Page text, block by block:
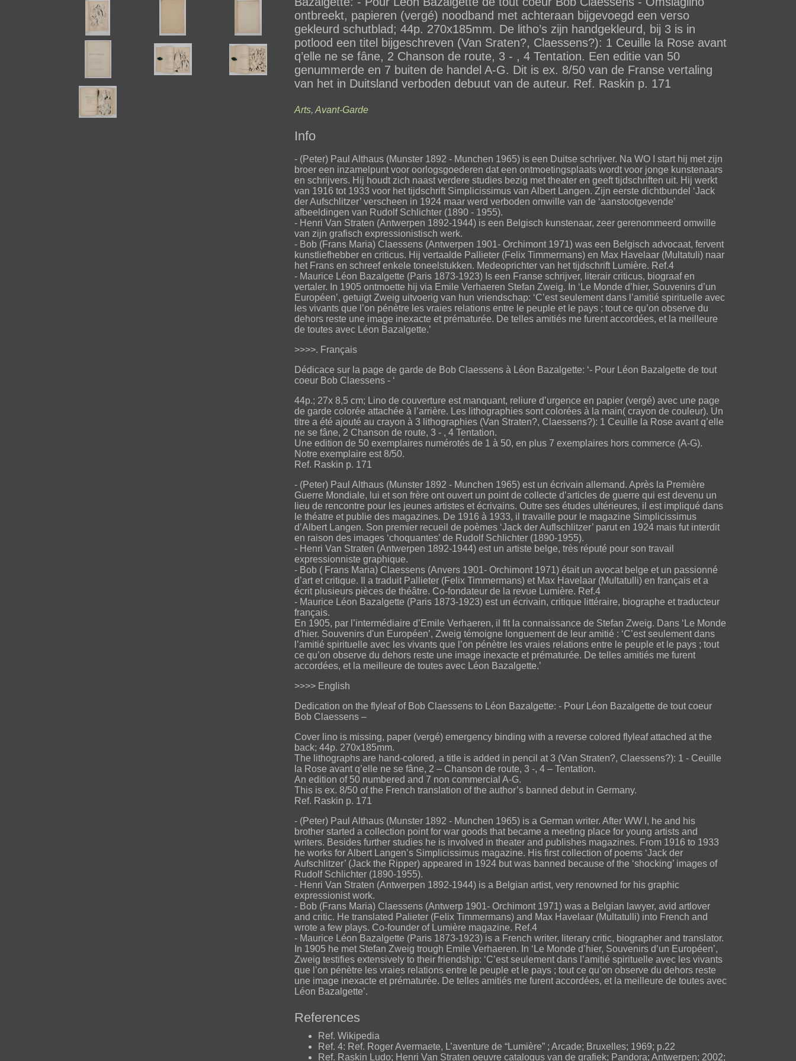
ontbreekt, papieren (vergé) noodband met achteraan bijgevoegd een verso
gekleurd schutblad; 44p. 270x185mm. De litho’s zijn handgekleurd, bij 3 is in
potlood een titel bijgeschreven (Van Sraten?, Claessens?): 1 Ceuille la Rose avant
q’elle ne se fâne, 2 Chanson de route, 3 - , 4 Tentation. Een editie van 50
genummerde en 7 buiten de handel A-G. Dit is ex. 8/50 van de Franse vertaling
van het in Duitsland verboden debuut van de auteur. Ref. Raskin p. 171
Arts, Avant-Garde
Info
- (Peter) Paul Althaus (Munster 1892 - Munchen 1965) is een Duitse schrijver. Na WO I start hij met zijn
broer een inzamelpunt voor oorlogsgoederen dat een ontmoetingsplaats wordt voor jonge kunstenaars
en schrijvers. Hij houdt zich naast verdere studies bezig met theater en geeft tijdschriften uit. Hij werkt
van 1916 tot 1933 voor het tijdschrift Simplicissimus van Albert Langen. Zijn eerste dichtbundel ‘Jack
der Aufschlitzer’ verscheen in 1924 maar werd verboden omwille van de ‘aanstootgevende’
afbeeldingen van Rudolf Schlichter (1890 - 1955).
- Henri Van Straten (Antwerpen 1892-1944) is een Belgisch kunstenaar, zeer gerenommeerd omwille
van zijn grafisch expressionistisch werk.
- Bob (Frans Maria) Claessens (Antwerpen 1901- Orchimont 1971) was een Belgisch advocaat, fervent
kunstliefhebber en criticus. Hij vertaalde Pallieter (Felix Timmermans) en Max Havelaar (Multatuli) naar
het Frans en schreef enkele toneelstukken. Medeoprichter van het tijdschrift Lumière. Ref.4
- Maurice Léon Bazalgette (Paris 1873-1923) Is een Franse schrijver, literair criticus, biograaf en
vertaler. In 1905 ontmoette hij via Emile Verhaeren Stefan Zweig. In ‘Le Monde d’hier, Souvenirs d’un
Européen’, getuigt Zweig uitvoerig van hun vriendschap: ‘C’est seulement dans l’amitié spirituelle avec
les vivants que l’on pénètre les vraies relations entre le peuple et le pays ; tout ce qu’on observe du
dehors reste une image inexacte et prématurée. De telles amitiés me furent accordées, et la meilleure
de toutes avec Léon Bazalgette.’
>>>>. Français
Dédicace sur la page de garde de Bob Claessens à Léon Bazalgette: ‘- Pour Léon Bazalgette de tout
coeur Bob Claessens - ‘
44p.; 27x 8,5 cm; Lino de couverture est manquant, reliure d’urgence en papier (vergé) avec une page
de garde colorée attachée à l’arrière. Les lithographies sont colorées à la main( crayon de couleur). Un
titre a été ajouté au crayon à 3 lithographies (Van Straten?, Claessens?): 1 Ceuille la Rose avant q’elle
ne se fâne, 2 Chanson de route, 3 - , 4 Tentation.
Une edition de 50 exemplaires numérotés de 1 à 50, en plus 7 exemplaires hors commerce (A-G).
Notre exemplaire est 8/50.
Ref. Raskin p. 171
- (Peter) Paul Althaus (Munster 1892 - Munchen 1965) est un écrivain allemand. Après la Première
Guerre Mondiale, lui et son frère ont ouvert un point de collecte d’articles de guerre qui est devenu un
lieu de rencontre pour les jeunes artistes et écrivains. Outre ses études ultérieures, il est impliqué dans
le théatre et publie des magazines. De 1916 à 1933, il travaille pour le magazine Simplicissimus
d’Albert Langen. Son premier recueil de poèmes ‘Jack der Auflschlitzer’ parut en 1924 mais fut interdit
en raison des images ‘choquantes’ de Rudolf Schlichter (1890-1955).
- Henri Van Straten (Antwerpen 1892-1944) est un artiste belge, très réputé pour son travail
expressionniste graphique.
- Bob ( Frans Maria) Claessens (Anvers 1901- Orchimont 1971) était un avocat belge et un passionné
d’art et critique. Il a traduit Pallieter (Felix Timmermans) et Max Havelaar (Multatulli) en français et a
écrit plusieurs pièces de théâtre. Co-fondateur de la revue Lumière. Ref.4
- Maurice Léon Bazalgette (Paris 1873-1923) est un écrivain, critique littéraire, biographe et traducteur
français.
En 1905, par l’intermédiaire d’Emile Verhaeren, il fit la connaissance de Stefan Zweig. Dans ‘Le Monde
d'hier. Souvenirs d'un Européen’, Zweig témoigne longuement de leur amitié : ‘C’est seulement dans
l’amitié spirituelle avec les vivants que l’on pénètre les vraies relations entre le peuple et le pays ; tout
ce qu’on observe du dehors reste une image inexacte et prématurée. De telles amitiés me furent
accordées, et la meilleure de toutes avec Léon Bazalgette.’
>>>> English
Dedication on the flyleaf of Bob Claessens to Léon Bazalgette: - Pour Léon Bazalgette de tout coeur
Bob Claessens –
Cover lino is missing, paper (vergé) emergency binding with a reverse colored flyleaf attached at the
back; 44p. 270x185mm.
The lithographs are hand-colored, a title is added in pencil at 3 (Van Straten?, Claessens?): 1 - Ceuille
la Rose avant q’elle ne se fâne, 2 – Chanson de route, 3 -, 4 – Tentation.
An edition of 50 numbered and 7 non commercial A-G.
This is ex. 8/50 of the French translation of the author’s banned debut in Germany.
Ref. Raskin p. 171
- (Peter) Paul Althaus (Munster 1892 - Munchen 1965) is a German writer. After WW I, he and his
brother started a collection point for war goods that became a meeting place for young artists and
writers. Besides further studies he is involved in theater and publishes magazines. From 1916 to 1933
he works for Albert Langen’s Simplicissimus magazine. His first collection of poems ‘Jack der
Aufschlitzer’ (Jack the Ripper) appeared in 1924 but was banned because of the ‘shocking’ images of
Rudolf Schlichter (1890-1955).
- Henri Van Straten (Antwerpen 1892-1944) is a Belgian artist, very renowned for his graphic
expressionist work.
- Bob (Frans Maria) Claessens (Antwerp 1901- Orchimont 1971) was a Belgian lawyer, avid artlover
and critic. He translated Palieter (Felix Timmermans) and Max Havelaar (Multatulli) into French and
wrote a few plays. Co-founder of Lumière magazine. Ref.4
- Maurice Léon Bazalgette (Paris 1873-1923) is a French writer, literary critic, biographer and translator.
In 1905 he met Stefan Zweig trough Emile Verhaeren. In ‘Le Monde d’hier, Souvenirs d’un Européen’,
Zweig testifies extensively to their friendship: ‘C’est seulement dans l’amitié spirituelle avec les vivants
que l’on pénètre les vraies relations entre le peuple et le pays ; tout ce qu’on observe du dehors reste
une image inexacte et prématurée. De telles amitiés me furent accordées, et la meilleure de toutes avec
Léon Bazalgette’.
References
Ref. Wikipedia
Ref. 4: Ref. Roger Avermaete, L’aventure de “Lumière” ; Arcade; Bruxelles; 1969; p.22
Ref. Raskin Ludo; Henri Van Straten oeuvre catalogus van de grafiek; Pandora; Antwerpen; 2002;